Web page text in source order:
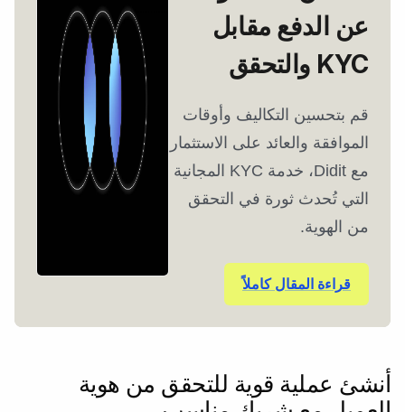
عن الدفع مقابل
KYC والتحقق
قم بتحسين التكاليف وأوقات
الموافقة والعائد على الاستثمار
مع Didit، خدمة KYC المجانية
التي تُحدث ثورة في التحقق
من الهوية.
قراءة المقال كاملاً
أنشئ عملية قوية للتحقق من هوية